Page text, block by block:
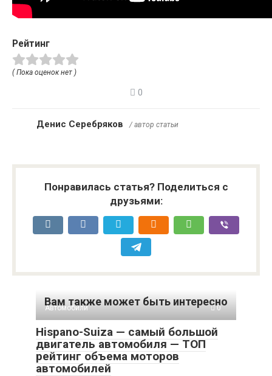
Рейтинг
( Пока оценок нет )
0
Денис Серебряков / автор статьи
Понравилась статья? Поделиться с
друзьями:
Вам также может быть интересно
Автомобили 0
Hispano-Suiza — самый большой
двигатель автомобиля — ТОП
рейтинг объема моторов
автомобилей